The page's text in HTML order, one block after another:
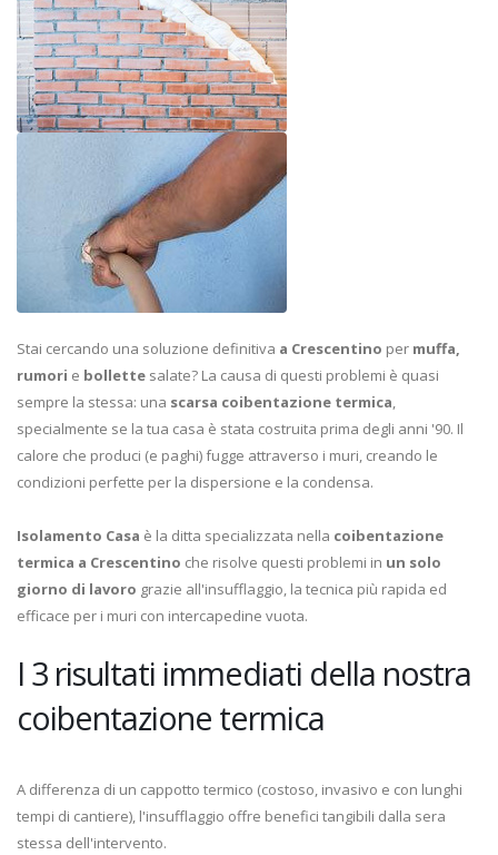
Stai cercando una soluzione definitiva a Crescentino per muffa,
rumori e bollette salate? La causa di questi problemi è quasi
sempre la stessa: una scarsa coibentazione termica,
specialmente se la tua casa è stata costruita prima degli anni '90. Il
calore che produci (e paghi) fugge attraverso i muri, creando le
condizioni perfette per la dispersione e la condensa.
Isolamento Casa è la ditta specializzata nella coibentazione
termica a Crescentino che risolve questi problemi in un solo
giorno di lavoro grazie all'insufflaggio, la tecnica più rapida ed
efficace per i muri con intercapedine vuota.
I 3 risultati immediati della nostra
coibentazione termica
A differenza di un cappotto termico (costoso, invasivo e con lunghi
tempi di cantiere), l'insufflaggio offre benefici tangibili dalla sera
stessa dell'intervento.